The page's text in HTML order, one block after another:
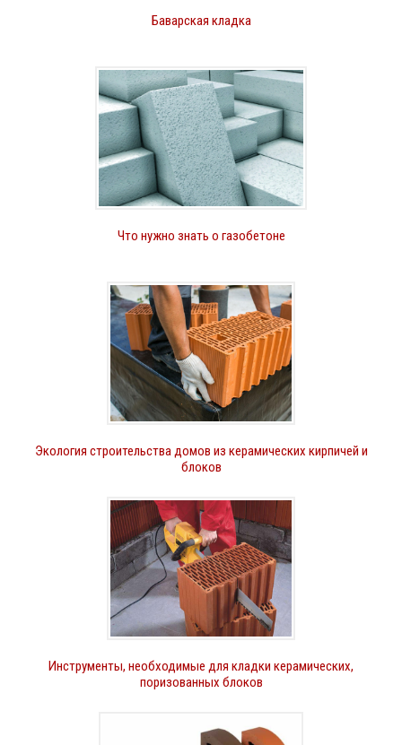
Баварская кладка
Что нужно знать о газобетоне
Экология строительства домов из керамических кирпичей и
блоков
Инструменты, необходимые для кладки керамических,
поризованных блоков